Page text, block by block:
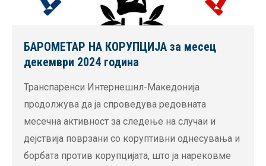
БАРОМЕТАР НА КОРУПЦИЈА за месец
декември 2024 година
Транспаренси Интернешнл-Македонија
продолжува да ја спроведува редовната
месечна активност за следење на случаи и
дејствија поврзани со коруптивни однесувања и
борбата против корупцијата, што ја нарековме